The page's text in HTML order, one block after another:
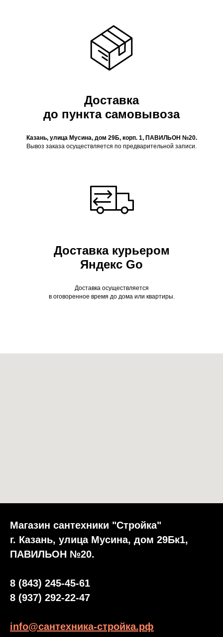
Доставка
до пункта самовывоза
Казань, улица Мусина, дом 29Б, корп. 1, ПАВИЛЬОН №20.
Вывоз заказа осуществляется по предварительной записи.
Доставка курьером
Яндекс Go
Доставка осуществляется
в оговоренное время до дома или квартиры.
Магазин сантехники "Стройка"
г. Казань, улица Мусина, дом 29Бк1,
ПАВИЛЬОН №20.
8 (843) 245-45-61
8 (937) 292-22-47
info@сантехника-стройка.рф